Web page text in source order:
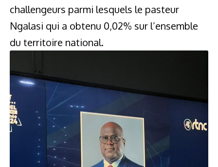
challengeurs parmi lesquels le pasteur
Ngalasi qui a obtenu 0,02% sur l’ensemble
du territoire national.